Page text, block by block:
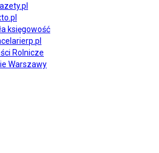
księgowość
Rolnicze
Warszawy